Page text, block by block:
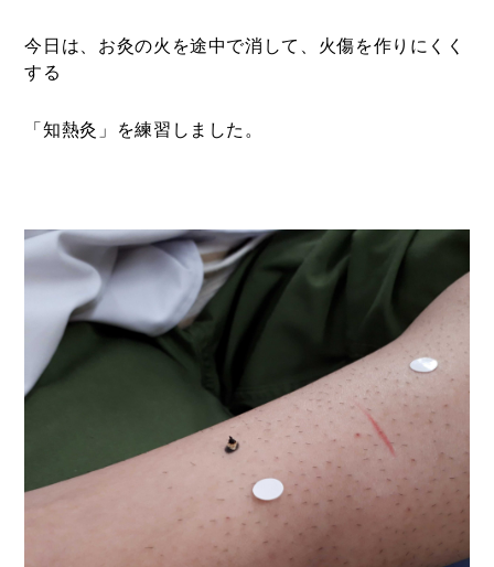
今日は、お灸の火を途中で消して、火傷を作りにくく
する
「知熱灸」を練習しました。